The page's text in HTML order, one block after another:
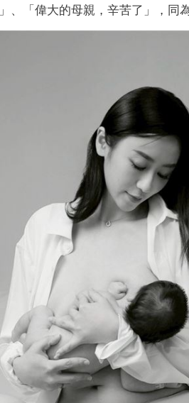
、「偉大的母親，辛苦了」，同